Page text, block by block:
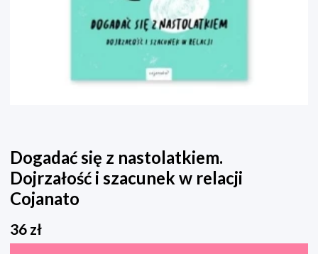
Dogadać się z nastolatkiem.
Dojrzałość i szacunek w relacji
Cojanato
36 zł